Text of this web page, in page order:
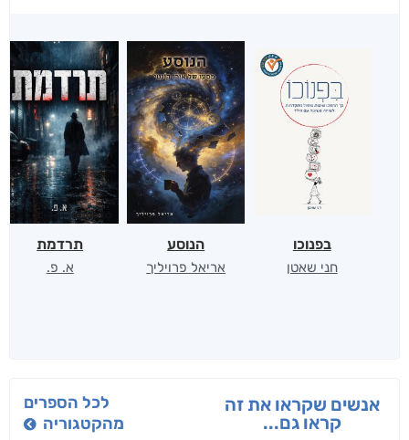
בפנוכו
חני שאטן
הנוסע
אריאל פרויליך
תרדמת
א. פ.
אנשים שקראו את זה
קראו גם...
לכל הספרים
מהקטגוריה